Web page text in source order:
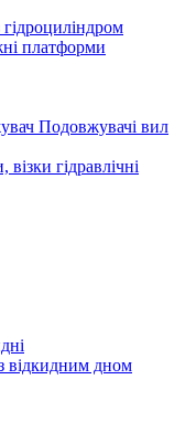
платформи
Подовжувачі вил
візки гідравлічні
відкидним дном